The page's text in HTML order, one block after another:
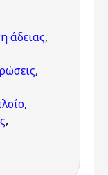
άδειας,
,
,
,